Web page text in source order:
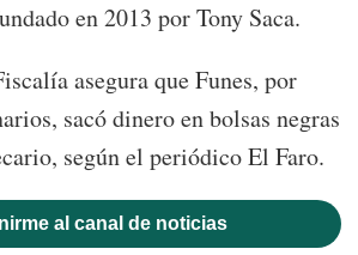
en 2013 por Tony Saca.
asegura que Funes, por
sacó dinero en bolsas negras
según el periódico El Faro.
al canal de noticias